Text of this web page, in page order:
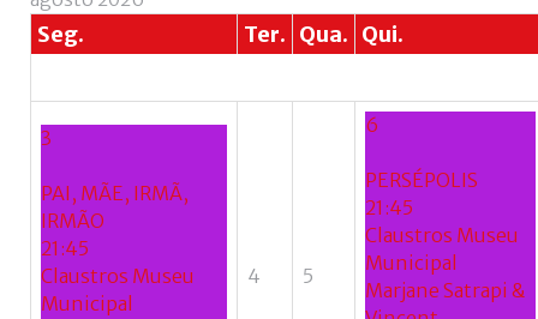
Seg. Ter. Qua. Qui.
3
PAI, MÃE, IRMÃ,
IRMÃO
21:45
Claustros Museu
Municipal
4 5
6
PERSÉPOLIS
21:45
Claustros Museu
Municipal
Marjane Satrapi &